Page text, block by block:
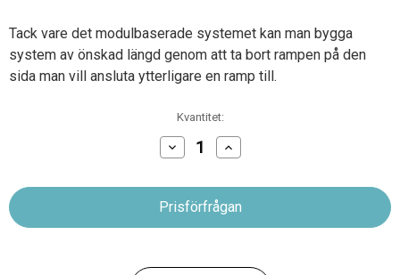
Tack vare det modulbaserade systemet kan man bygga
system av önskad längd genom att ta bort rampen på den
sida man vill ansluta ytterligare en ramp till.
Kvantitet:
Minska
antalet
Physio
-
Gåbarr
Parallel
Öka
antalet
Physio
-
Gåbarr
Parallel